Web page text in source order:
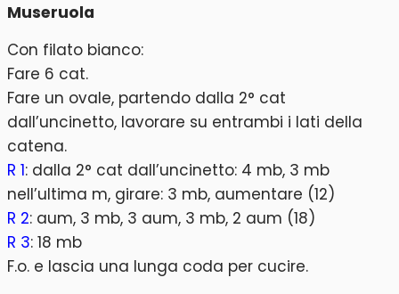
Museruola
Con filato bianco:
Fare 6 cat.
Fare un ovale, partendo dalla 2° cat
dall’uncinetto, lavorare su entrambi i lati della
catena.
R 1: dalla 2° cat dall’uncinetto: 4 mb, 3 mb
nell’ultima m, girare: 3 mb, aumentare (12)
R 2: aum, 3 mb, 3 aum, 3 mb, 2 aum (18)
R 3: 18 mb
F.o. e lascia una lunga coda per cucire.